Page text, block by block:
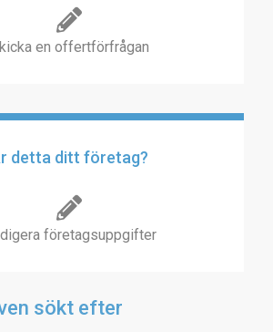
en offertförfrågan
detta ditt företag?
företagsuppgifter
sökt efter